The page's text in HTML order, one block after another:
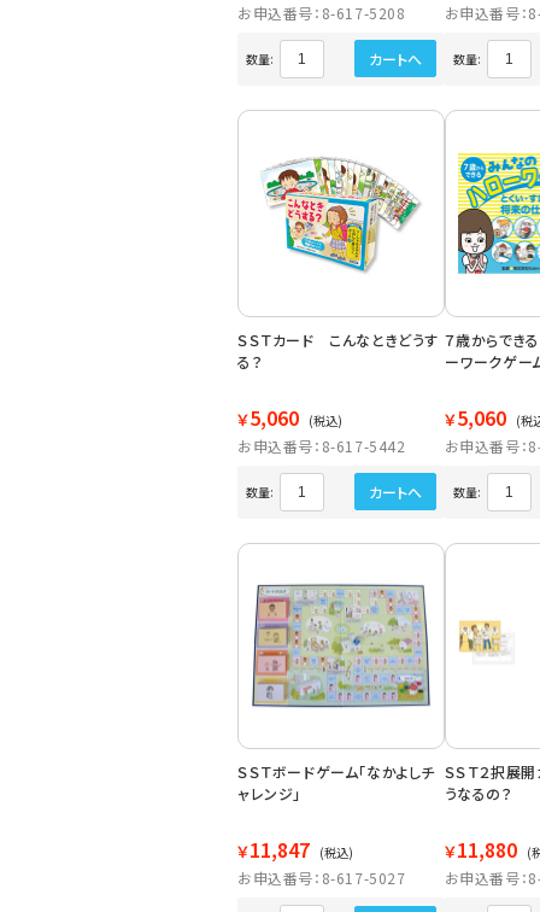
お申込番号：8-617-5208
数量: カートへ
お申込番号
数量:
ＳＳＴカード こんなときどうす
る？
￥5,060 (税込)
お申込番号：8-617-5442
数量: カートへ
７歳からで
ーワークゲー
￥5,060 (税
お申込番号
数量:
ＳＳＴボードゲーム「なかよしチ
ャレンジ」
￥11,847 (税込)
お申込番号：8-617-5027
ＳＳＴ２択展
うなるの？
￥11,880 (
お申込番号